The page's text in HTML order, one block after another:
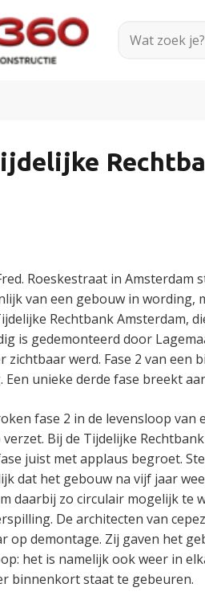
Roeskestraat in Amsterdam
van een gebouw in wording,
Rechtbank Amsterdam,
is gedemonteerd door
werd. Fase 2 van een
unieke derde fase breekt
fase 2 in de levensloop van
Bij de Tijdelijke Rechtbank
juist met applaus begroet.
dat het gebouw na vijf jaar
daarbij zo circulair mogelijk te
De architecten van
op demontage. Zij gaven het
het is namelijk ook weer in
binnenkort staat te gebeuren.